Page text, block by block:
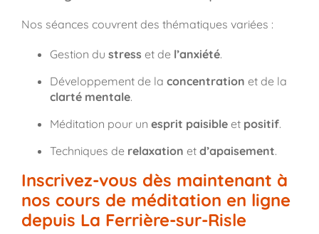
Nos séances couvrent des thématiques variées :
Gestion du stress et de l’anxiété.
Développement de la concentration et de la
clarté mentale.
Méditation pour un esprit paisibleet positif.
Techniques de relaxation et d’apaisement.
Inscrivez-vous dès maintenant à
nos cours de méditation en ligne
depuis La Ferrière-sur-Risle